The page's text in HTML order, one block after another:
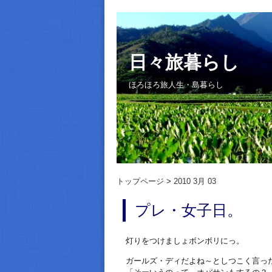
日々旅暮らし
ほろほろ旅人生・島暮らし
トップページ 2010 3月 03
プレ・女子日。
灯りをつけましょボンボリにっ。
ガールズ・ディだよね～としつこく言っ